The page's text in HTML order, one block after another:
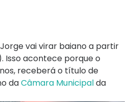
vai virar baiano a partir
Isso acontece porque o
receberá o título de
daCâmara Municipalda